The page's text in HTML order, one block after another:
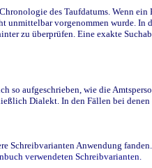
des Taufdatums. Wenn
vorgenommen wurde.
zu überprüfen. Eine exakte
aufgeschrieben, wie die
Dialekt. In den Fällen bei
Anwendung
verwendeten Schreibvarianten.